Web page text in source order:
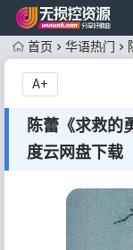
首页 华语热门
陈蕾《求救的
度云网盘下载
A+